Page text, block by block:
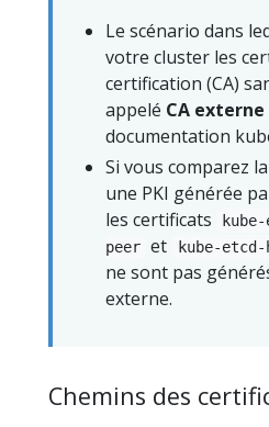
Le scénario dans
votre cluster les
certification (CA)
appelé CA externe
documentation
Si vous comparez
une PKI générée
les certificats
peer et kube-
ne sont pas
externe.
Chemins des